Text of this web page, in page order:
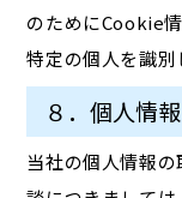
のためにCookie
特定の個人を識別
８．個人情
当社の個人情報